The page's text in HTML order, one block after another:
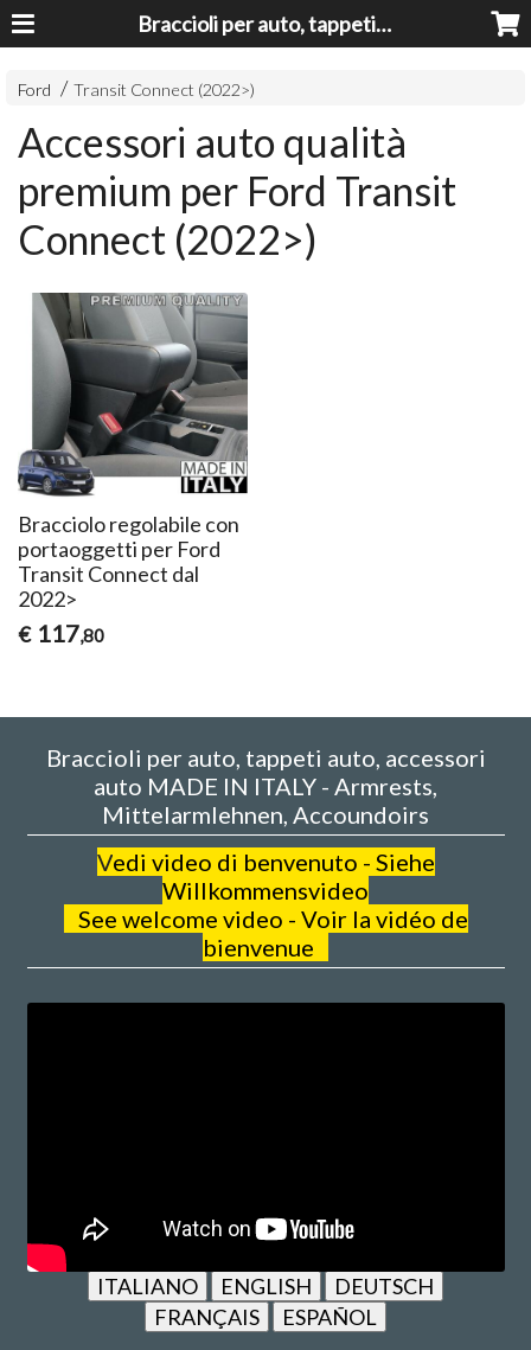
Braccioli per auto, tappeti auto, accessori auto MADE IN ITALY - Armrests, Mittelarmlehnen, Accoundoirs
Ford Transit Connect (2022>)
Accessori auto qualità
premium per Ford Transit
Connect (2022>)
Bracciolo regolabile con
portaoggetti per Ford
Transit Connect dal
2022>
€ 117,80
Braccioli per auto, tappeti auto, accessori
auto MADE IN ITALY - Armrests,
Mittelarmlehnen, Accoundoirs
Vedi video di benvenuto - Siehe
Willkommensvideo
See welcome video - Voir la vidéo de
bienvenue
ITALIANO ENGLISH
DEUTSCH
FRANÇAIS
ESPAÑOL